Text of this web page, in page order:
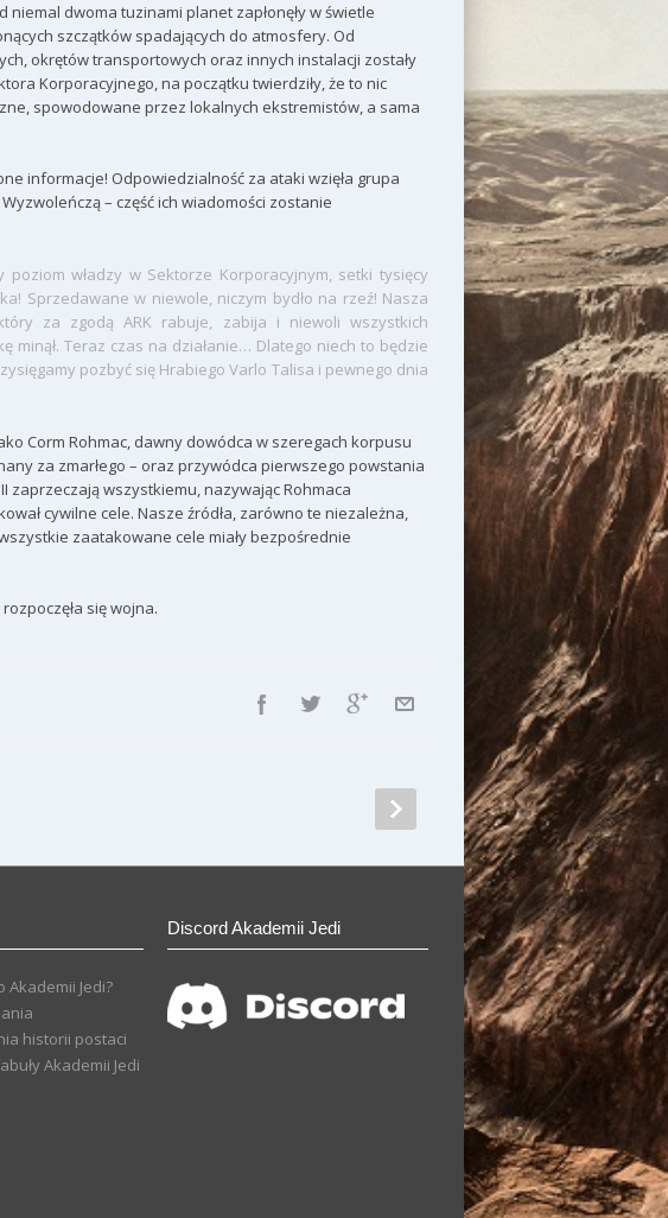
dwoma tuzinami planet zapłonęły w świetle
szczątków spadających do atmosfery. Od
okrętów transportowych oraz innych instalacji zostały
Korporacyjnego, na początku twierdziły, że to nic
spowodowane przez lokalnych ekstremistów, a sama
informacje! Odpowiedzialność za ataki wzięła grupa
– część ich wiadomości zostanie
władzy w Sektorze Korporacyjnym, setki tysięcy
Sprzedawane w niewole, niczym bydło na rzeź! Nasza
za zgodą ARK rabuje, zabija i niewoli wszystkich
minął. Teraz czas na działanie… Dlatego niech to będzie
pozbyć się Hrabiego Varlo Talisa i pewnego dnia
Corm Rohmac, dawny dowódca w szeregach korpusu
za zmarłego – oraz przywódca pierwszego powstania
zaprzeczają wszystkiemu, nazywając Rohmaca
cywilne cele. Nasze źródła, zarówno te niezależna,
zaatakowane cele miały bezpośrednie
się wojna.
Akademii Jedi?
historii postaci
Akademii Jedi
Discord Akademii Jedi